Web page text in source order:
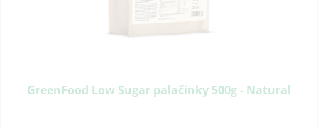
GreenFood Low Sugar palačinky 500g - Natural